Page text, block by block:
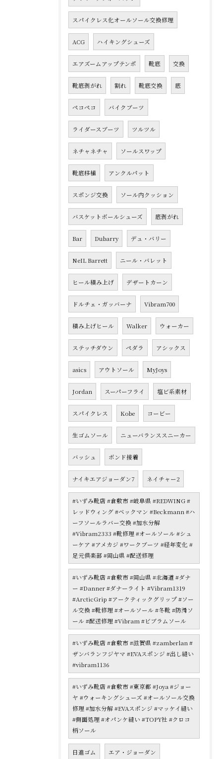
スパイクレス化オールソール交換修理
ACG ハイキングシューズ
エアズームアップテンポ 靴底 交換
靴底剥がれ 割れ 靴底交換 底
ペコペコ バイクブーツ
ライダースブーツ ツルツル
ネチャネチャ ソールスワップ
靴底移植 アンクルパット
スポンジ交換 ソール内クッション
バスケットボールシューズ 底剥がれ
Bar Dubarry デュ・バリー
NeIL Barrett ニール・バレット
ヒール積み上げ デザートカーン
ドルチェ・ガッバーナ Vibram700
積み上げヒール Walker ウォーカー
ステッチダウン ペダラ アシックス
asics アウトソール MyJoys
Jordan スーパーフライ 塩ビ系素材
スパイクレス Kobe コービー
生ゴムソール ニューバランススニーカー
バッシュ ボンド接着
ナイキエアジョーダン7 ネイチャー2
#いずみ靴店 #倉敷市 #岐阜県 #REDWING #
レッドウィング #ベックマン #Beckmann #ハ
ーフソールラバー交換 #加水分解
#Vibram2333 #靴修理 #オールソール #シュ
ーケア #アメカジ #ワークブーツ #経年変化 #
足元倶楽部 #岡山県 #配送修理
#いずみ靴店 #倉敷市 #岡山県 #北海道 #ダナ
ー #Danner #ダナーライト #Vibram1319
#ArcticGrip #アークティックグリップ #ソー
ル交換 #靴修理 #オールソール #冬靴 #防滑ソ
ール #配送修理 #Vibram #ビブラムソール
#いずみ靴店 #倉敷市 #滋賀県 #zamberlan #
ザンバランフジヤマ #EVAスポンジ #出し縫い
#vibram1136
#いずみ靴店 #倉敷市 #東京都 #Joya #ジョー
ヤ #ウォーキングシューズ #オールソール交換
修理 #加水分解 #EVAスポンジ #マッケイ縫い
#側面処理 #オパンケ縫い #TOPY社 #クロコ
柄ソール
日進ゴム エア・ジョーダン